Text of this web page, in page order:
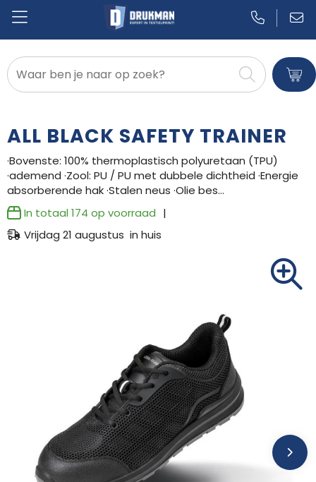
Badtextiel en Douche
Broeken en Rokken
Caps, Hoeden en Mutsen
Dekens, Fleecedekens en Kussens
Kledingaccessoires
Ondergoed, Sokken en Nachtkleding
Overhemden
Peuters en Baby's
ALL BLACK SAFETY TRAINER
·Bovenste: 100% thermoplastisch polyuretaan (TPU)
·ademend ·Zool: PU / PU met dubbele dichtheid ·Energie
absorberende hak ·Stalen neus ·Olie bes…
In totaal 174 op voorraad
Vrijdag 21 augustus in huis